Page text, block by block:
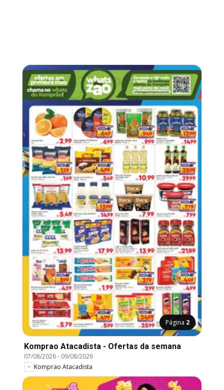
Página 2
Komprao Atacadista - Ofertas da semana
07/08/2026- 09/08/2026
Komprao Atacadista